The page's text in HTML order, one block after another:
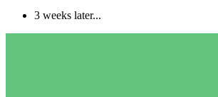
3 weeks later...